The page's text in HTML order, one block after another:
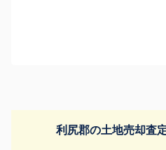
利尻郡の土地売却査